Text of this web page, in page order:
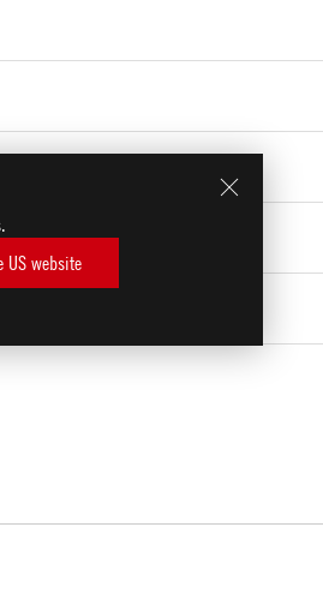
US website